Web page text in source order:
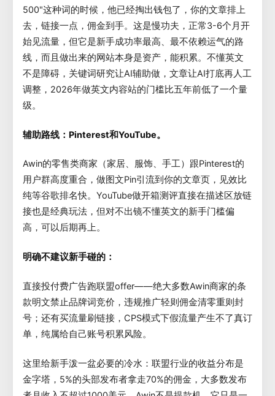
500"这种词的时候，他已经掏出钱包了，你的文章排上
去，链接一点，佣金到手。这是慢功夫，正常3-6个月开
始见流量，但它是新手成功率最高、最不依赖运气的路
线，而且做出来的网站本身是资产，能积累。不懂英文
不是障碍，关键词研究让AI辅助做，文章让AI打底再人工
调整，2026年做英文内容站的门槛比五年前低了一个量
级。
辅助路线：Pinterest和YouTube。
Awin的零售类商家（家居、服饰、手工）跟Pinterest的
用户群高度重合，做图文Pin引流到你的文章页，见效比
纯等谷歌排名快。YouTube做开箱测评直接在描述区放链
接也是经典玩法，但对不出镜不懂英文的新手门槛偏
高，可以后期再上。
明确不建议新手碰的：
直接投付费广告跑联盟offer——绝大多数Awin商家的条
款明文禁止品牌词竞价，违规推广轻则佣金清零重则封
号；还有买流量刷链接，CPS模式下假流量产生不了真订
单，纯属给自己账号积累风险。
这里给新手泼一盆必要的冷水：联盟行业的收益分布是
金字塔，5%的头部发布者拿走70%的佣金，大多数发布